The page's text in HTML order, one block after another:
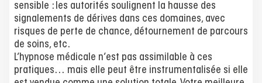
sensible : les autorités soulignent la hausse des
signalements de dérives dans ces domaines, avec
risques de perte de chance, détournement de parcours
de soins, etc.
L’hypnose médicale n’est pas assimilable à ces
pratiques… mais elle peut être instrumentalisée si elle